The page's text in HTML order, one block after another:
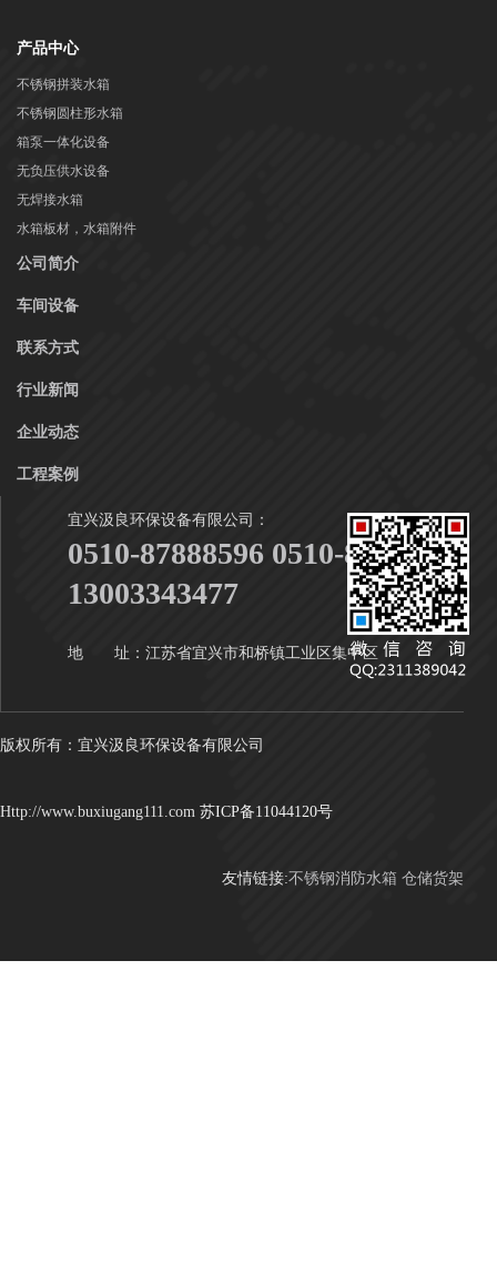
产品中心
不锈钢拼装水箱
不锈钢圆柱形水箱
箱泵一体化设备
无负压供水设备
无焊接水箱
水箱板材，水箱附件
公司简介
车间设备
联系方式
行业新闻
企业动态
工程案例
宜兴汲良环保设备有限公司：
0510-87888596 0510-87888916
13003343477
地 址：江苏省宜兴市和桥镇工业区集中区
版权所有：宜兴汲良环保设备有限公司
Http://www.buxiugang111.com 苏ICP备11044120号
友情链接:不锈钢消防水箱 仓储货架